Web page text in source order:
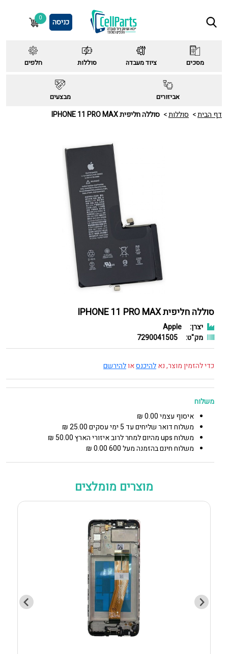
כניסה 0
מסכים ציוד מעבדה סוללות חלפים
אביזורים מבצעים
דף הבית סוללות סוללה חליפית IPHONE 11 PRO MAX
סוללה חליפית IPHONE 11 PRO MAX
יצרן:
Apple
מק"ט:
7290041505
כדי להזמין מוצר, נאלהיכנסאולהירשם
משלוח
איסוף עצמי 0.00 ₪
משלוח דואר שליחים עד 5 ימי עסקים 25.00 ₪
משלוח ups מהיום למחר לרוב איזורי הארץ 50.00 ₪
משלוח חינם בהזמנה מעל 600 0.00 ₪
מוצרים מומלצים